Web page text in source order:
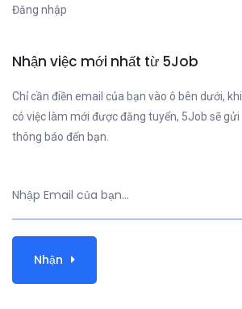
Đăng nhập
Nhận việc mới nhất từ 5Job
Chỉ cần điền email của bạn vào ô bên dưới, khi
có việc làm mới được đăng tuyển, 5Job sẽ gửi
thông báo đến bạn.
Nhận